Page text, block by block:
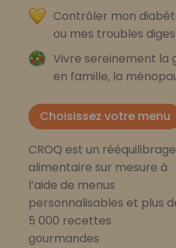
Contrôler mon
ou mes troubles
Vivre sereinement la
en famille, la
Choisissez votre menu
CROQ est un rééquilibrage
alimentaire sur mesure à
l’aide de menus
personnalisables et plus
5 000 recettes
gourmandes